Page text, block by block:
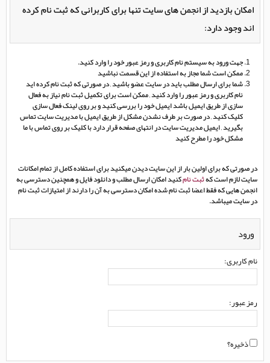
امکان بازدید از انجمن های سایت تنها برای کاربرانی که ثبت نام کرده
اند وجود دارد:
جهت ورود به سیستم نام کاربری و رمز عبور خود را وارد کنید.
ممکن است شما مجاز به استفاده از این قسمت نباشید
شما برای ارسال مطلب باید در سایت عضو باشید , در صورتی که ثبت نام کرده اید
نام کاربری و رمز عبور را وارد کنید , ممکن است برای تکمیل ثبت نام نیاز به فعال
سازی از طریق ایمیل باشد ایمیل خود را بررسی کنید و بر روی لینک فعال سازی
کلیک کنید , در صورت بر طرف نشدن مشکل از طریق ایمیل با مدیریت سایت تماس
بگیرید , ایمیل مدیریت سایت در انتهای صفحه قرار دارد با کلیک بر روی تماس با ما
مشکل خود را مطرح کنید
در صورتی که برای اولین بار از این سایت دیدن میکنید برای استفاده کامل از تمام امکانات
سایت لازم است کهثبت نامکنید امکان ارسال مطلب و دانلود فایل و همچنین دسترسی به
انجمن هایی که فقط اعضا ثبت نام شده امکان دسترسی به آن را دارند از امتیازات ثبت نام
در سایت میباشد.
ورود
نام کاربری:
رمز عبور:
ذخیره؟